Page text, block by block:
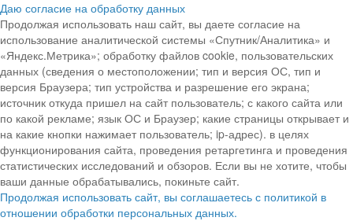
Даю согласие на обработку данных
Продолжая использовать наш сайт, вы даете согласие на
использование аналитической системы «Спутник/Аналитика» и
«Яндекс.Метрика»; обработку файлов cookie, пользовательских
данных (сведения о местоположении; тип и версия ОС, тип и
версия Браузера; тип устройства и разрешение его экрана;
источник откуда пришел на сайт пользователь; с какого сайта или
по какой рекламе; язык ОС и Браузер; какие страницы открывает и
на какие кнопки нажимает пользователь; ip-адрес). в целях
функционирования сайта, проведения ретаргетинга и проведения
статистических исследований и обзоров. Если вы не хотите, чтобы
ваши данные обрабатывались, покиньте сайт.
Продолжая использовать сайт, вы соглашаетесь с политикой в
отношении обработки персональных данных.